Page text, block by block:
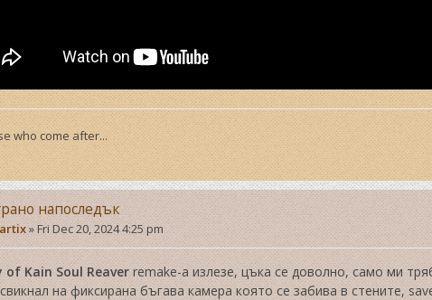
who come after...
напоследък
»Fri Dec 20, 2024 4:25 pm
of Kain Soul Reaverremake-а излезе, цъка се доволно, само ми
на фиксирана бъгава камера която се забива в стените,